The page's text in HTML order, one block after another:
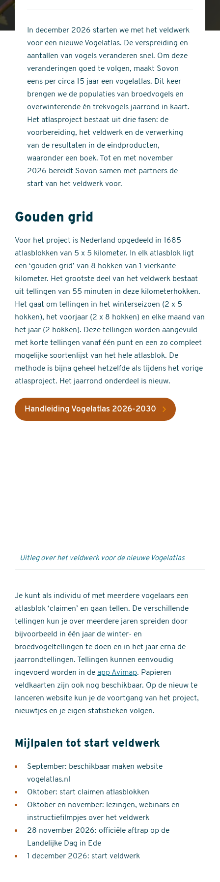
stars
of
stars
In december 2026 starten we met het veldwerk
voor een nieuwe Vogelatlas. De verspreiding en
aantallen van vogels veranderen snel. Om deze
veranderingen goed te volgen, maakt Sovon
eens per circa 15 jaar een vogelatlas. Dit keer
brengen we de populaties van broedvogels en
overwinterende én trekvogels jaarrond in kaart.
Het atlasproject bestaat uit drie fasen: de
voorbereiding, het veldwerk en de verwerking
van de resultaten in de eindproducten,
waaronder een boek. Tot en met november
2026 bereidt Sovon samen met partners de
start van het veldwerk voor.
Gouden grid
Voor het project is Nederland opgedeeld in 1685
atlasblokken van 5 x 5 kilometer. In elk atlasblok ligt
een ‘gouden grid’ van 8 hokken van 1 vierkante
kilometer. Het grootste deel van het veldwerk bestaat
uit tellingen van 55 minuten in deze kilometerhokken.
Het gaat om tellingen in het winterseizoen (2 x 5
hokken), het voorjaar (2 x 8 hokken) en elke maand van
het jaar (2 hokken). Deze tellingen worden aangevuld
met korte tellingen vanaf één punt en een zo compleet
mogelijke soortenlijst van het hele atlasblok. De
methode is bijna geheel hetzelfde als tijdens het vorige
atlasproject. Het jaarrond onderdeel is nieuw.
Handleiding Vogelatlas 2026-2030
Uitleg over het veldwerk voor de nieuwe Vogelatlas
Je kunt als individu of met meerdere vogelaars een
atlasblok ‘claimen’ en gaan tellen. De verschillende
tellingen kun je over meerdere jaren spreiden door
bijvoorbeeld in één jaar de winter- en
broedvogeltellingen te doen en in het jaar erna de
jaarrondtellingen. Tellingen kunnen eenvoudig
ingevoerd worden in de app Avimap. Papieren
veldkaarten zijn ook nog beschikbaar. Op de nieuw te
lanceren website kun je de voortgang van het project,
nieuwtjes en je eigen statistieken volgen.
Mijlpalen tot start veldwerk
September: beschikbaar maken website
vogelatlas.nl
Oktober: start claimen atlasblokken
Oktober en november: lezingen, webinars en
instructiefilmpjes over het veldwerk
28 november 2026: officiële aftrap op de
Landelijke Dag in Ede
1 december 2026: start veldwerk